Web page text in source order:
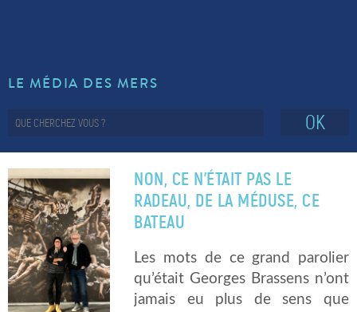
LE MÉDIA DES MERS
OK
NON, CE N’ÉTAIT PAS LE
RADEAU, DE LA MÉDUSE, CE
BATEAU
Les mots de ce grand parolier
qu’était Georges Brassens n’ont
jamais eu plus de sens que